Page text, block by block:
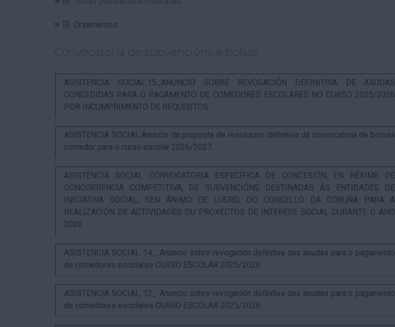
Orzamentos
Convocatoria de subvencións e bolsas
ASISTENCIA SOCIAL.15_ANUNCIO SOBRE REVOGACIÓN DEFINITIVA DE AXUDAS
CONCEDIDAS PARA O PAGAMENTO DE COMEDORES ESCOLARES NO CURSO 2025/2026
POR INCUMPRIMENTO DE REQUISITOS
ASISTENCIA SOCIAL.Anuncio da proposta de resolución definitiva dá convocatoria de bolsas
comedor para o curso escolar 2026/2027.
ASISTENCIA SOCIAL CONVOCATORIA ESPECÍFICA DE CONCESIÓN, EN RÉXIME DE
CONCORRENCIA COMPETITIVA, DE SUBVENCIÓNS DESTINADAS ÁS ENTIDADES DE
INICIATIVA SOCIAL, SEN ÁNIMO DE LUCRO, DO CONCELLO DA CORUÑA PARA A
REALIZACIÓN DE ACTIVIDADES OU PROXECTOS DE INTERESE SOCIAL DURANTE O ANO
2026
ASISTENCIA SOCIAL. 14_ Anuncio sobre revogación definitiva das axudas para o pagamento
de comedores escolares CURSO ESCOLAR 2025/2026
ASISTENCIA SOCIAL. 12_ Anuncio sobre revogación definitiva das axudas para o pagamento
de comedores escolares CURSO ESCOLAR 2025/2026